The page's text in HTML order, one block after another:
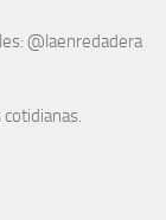
@laenredadera